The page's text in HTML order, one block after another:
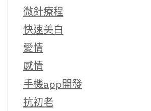
微針療程
快速美白
愛情
感情
手機app開發
抗初老